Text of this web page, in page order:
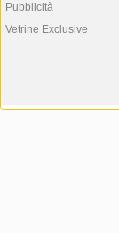
Pubblicità
Vetrine Exclusive